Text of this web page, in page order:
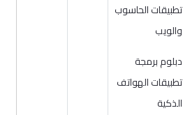
تطبيقات الحاسوب
والويب
دبلوم برمجة
تطبيقات الهواتف
الذكية